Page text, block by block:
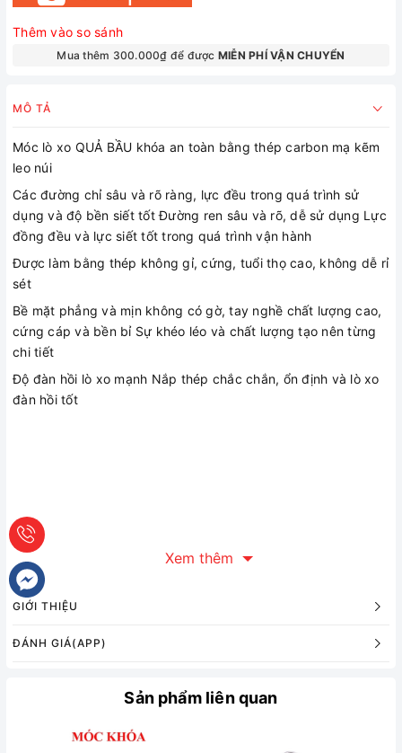
Thêm vào so sánh
Mua thêm 300.000₫ để được MIỄN PHÍ VẬN CHUYỂN
MÔ TẢ
Móc lò xo QUẢ BẦU khóa an toàn bằng thép carbon mạ kẽm
leo ​​núi
Các đường chỉ sâu và rõ ràng, lực đều trong quá trình sử
dụng và độ bền siết tốt Đường ren sâu và rõ, dễ sử dụng Lực
đồng đều và lực siết tốt trong quá trình vận hành
Được làm bằng thép không gỉ, cứng, tuổi thọ cao, không dễ rỉ
sét
Bề mặt phẳng và mịn không có gờ, tay nghề chất lượng cao,
cứng cáp và bền bỉ Sự khéo léo và chất lượng tạo nên từng
chi tiết
Độ đàn hồi lò xo mạnh Nắp thép chắc chắn, ổn định và lò xo
đàn hồi tốt
Xem thêm
GIỚI THIỆU
ĐÁNH GIÁ(APP)
Sản phẩm liên quan